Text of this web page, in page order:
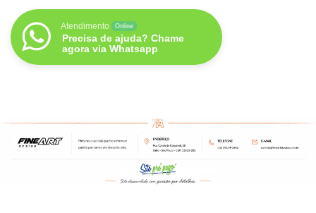
Atendimento Online
Precisa de ajuda? Chame
agora via Whatsapp